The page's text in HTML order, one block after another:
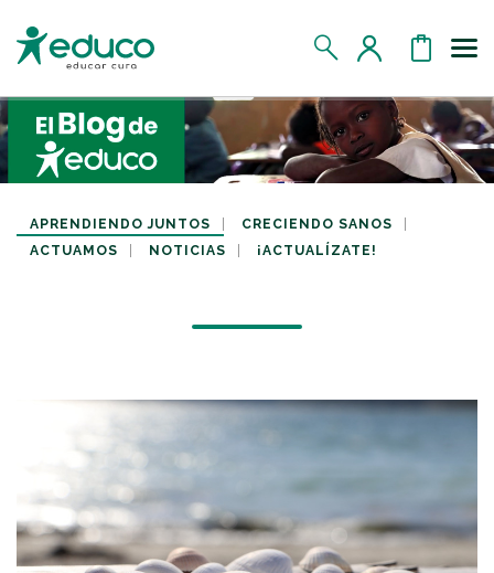
MIS DATOS
MIS APADRINADOS
MIS RETOS SOLIDARIOS
CERRAR SESIÓN
APRENDIENDO JUNTOS
CRECIENDO SANOS
ACTUAMOS
NOTICIAS ¡ACTUALÍZATE!